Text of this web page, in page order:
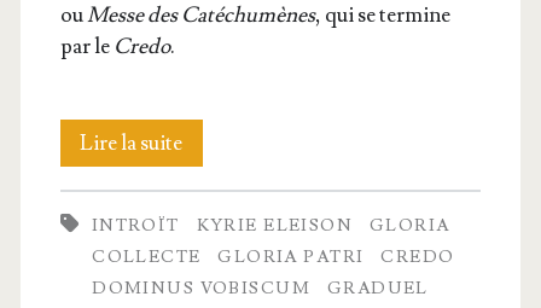
ouMesse des Caté­chu­mènes, qui se ter­mine
par le Cre­do.
Lire la suitePré­
lude
de
la
INTROÏT KYRIE ELEISON
GLORIA
COLLECTE
GLORIA PATRI
CREDO
DOMINUS VOBISCUM
GRADUEL